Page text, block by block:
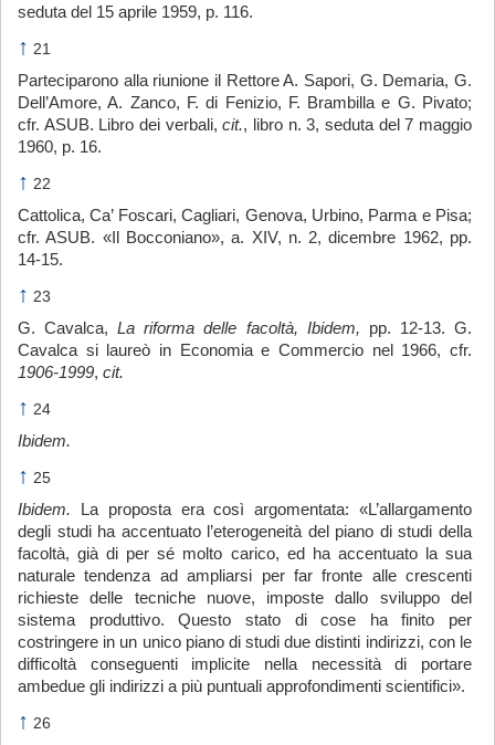
seduta del 15 aprile 1959, p. 116.
↑ 21
Parteciparono alla riunione il Rettore A. Sapori, G. Demaria, G.
Dell’Amore, A. Zanco, F. di Fenizio, F. Brambilla e G. Pivato;
cfr. ASUB. Libro dei verbali,cit., libro n. 3, seduta del 7 maggio
1960, p. 16.
↑ 22
Cattolica, Ca’ Foscari, Cagliari, Genova, Urbino, Parma e Pisa;
cfr. ASUB. «Il Bocconiano», a. XIV, n. 2, dicembre 1962, pp.
14-15.
↑ 23
G. Cavalca,La riforma delle facoltà, Ibidem, pp. 12-13. G.
Cavalca si laureò in Economia e Commercio nel 1966, cfr.
1906-1999, cit.
↑ 24
Ibidem.
↑ 25
Ibidem. La proposta era così argomentata: «L’allargamento
degli studi ha accentuato l’eterogeneità del piano di studi della
facoltà, già di per sé molto carico, ed ha accentuato la sua
naturale tendenza ad ampliarsi per far fronte alle crescenti
richieste delle tecniche nuove, imposte dallo sviluppo del
sistema produttivo. Questo stato di cose ha finito per
costringere in un unico piano di studi due distinti indirizzi, con le
difficoltà conseguenti implicite nella necessità di portare
ambedue gli indirizzi a più puntuali approfondimenti scientifici».
↑ 26